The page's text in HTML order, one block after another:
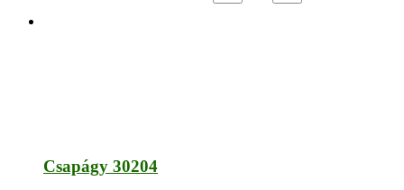
Csapágy 30204